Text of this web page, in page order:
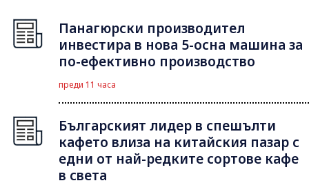
Панагюрски производител
инвестира в нова 5-осна машина за
по-ефективно производство
преди 11 часа
Българският лидер в спешълти
кафето влиза на китайския пазар с
едни от най-редките сортове кафе
в света